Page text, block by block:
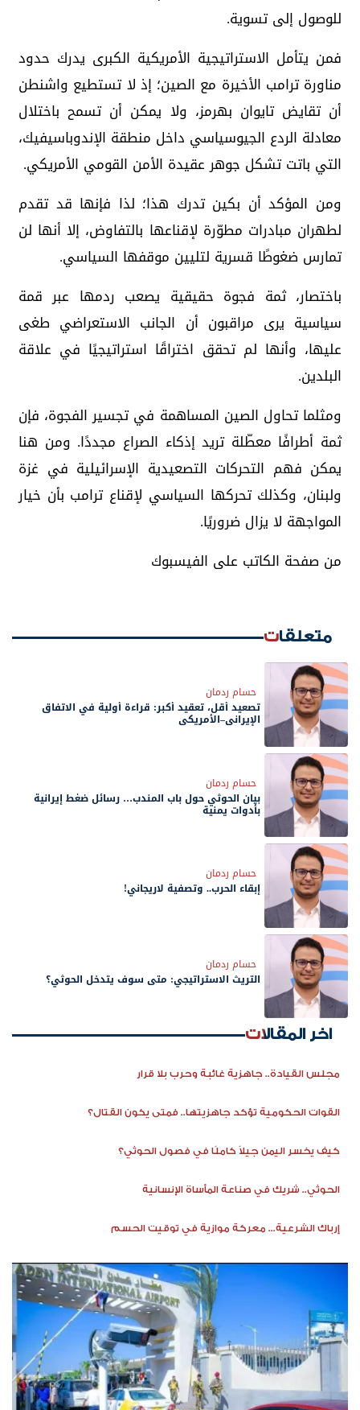
للوصول إلى تسوية.
فمن يتأمل الاستراتيجية الأمريكية الكبرى يدرك حدود
مناورة ترامب الأخيرة مع الصين؛ إذ لا تستطيع واشنطن
أن تقايض تايوان بهرمز، ولا يمكن أن تسمح باختلال
معادلة الردع الجيوسياسي داخل منطقة الإندوباسيفيك،
التي باتت تشكل جوهر عقيدة الأمن القومي الأمريكي.
ومن المؤكد أن بكين تدرك هذا؛ لذا فإنها قد تقدم
لطهران مبادرات مطوّرة لإقناعها بالتفاوض، إلا أنها لن
تمارس ضغوطًا قسرية لتليين موقفها السياسي.
باختصار، ثمة فجوة حقيقية يصعب ردمها عبر قمة
سياسية يرى مراقبون أن الجانب الاستعراضي طغى
عليها، وأنها لم تحقق اختراقًا استراتيجيًا في علاقة
البلدين.
ومثلما تحاول الصين المساهمة في تجسير الفجوة، فإن
ثمة أطرافًا معطّلة تريد إذكاء الصراع مجددًا. ومن هنا
يمكن فهم التحركات التصعيدية الإسرائيلية في غزة
ولبنان، وكذلك تحركها السياسي لإقناع ترامب بأن خيار
المواجهة لا يزال ضروريًا.
من صفحة الكاتب على الفيسبوك
متعلقات
حسام ردمان
تصعيد أقل، تعقيد أكبر: قراءة أولية في الاتفاق
الإيراني–الأمريكي
حسام ردمان
بيان الحوثي حول باب المندب… رسائل ضغط إيرانية
بأدوات يمنية
حسام ردمان
إبقاء الحرب.. وتصفية لاريجاني!
حسام ردمان
التريث الاستراتيجي: متى سوف يتدخل الحوثي؟
اخر المقالات
مجلس القيادة.. جاهزية غائبة وحرب بلا قرار
القوات الحكومية تؤكد جاهزيتها.. فمتى يكون القتال؟
كيف يخسر اليمن جيلاً كاملًا في فصول الحوثي؟
الحوثي.. شريك في صناعة المأساة الإنسانية
إرباك الشرعية... معركة موازية في توقيت الحسم